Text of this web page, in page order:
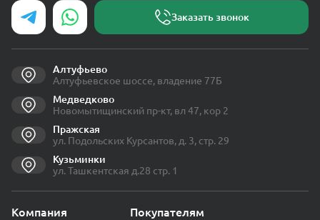
Заказать звонок
Алтуфьево
Алтуфьевское шоссе, владение 77Б
Медведково
Новомытищинский пр-кт, вл 47, кор 2
Пражская
ул. Подольских Курсантов, д. 3, стр. 29
Кузьминки
ул. Ташкентская д.28 стр. 1
Компания Покупателям